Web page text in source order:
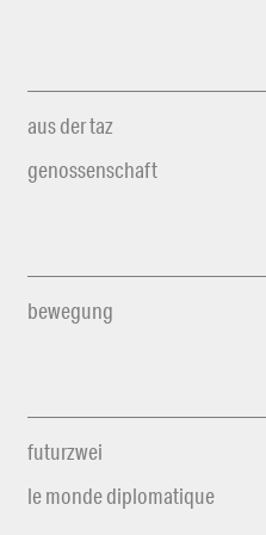
aus der taz
genossenschaft
bewegung
futurzwei
le monde diplomatique